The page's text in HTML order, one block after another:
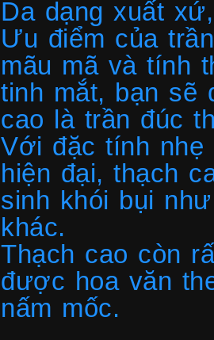
Da dạng xuất
Ưu điểm của
mãu mã và tính
tinh mắt, bạn sẽ
cao là trần đúc
Với đặc tính nhẹ
hiện đại, thạch
sinh khói bụi
khác.
Thạch cao còn
được hoa văn
nấm mốc.